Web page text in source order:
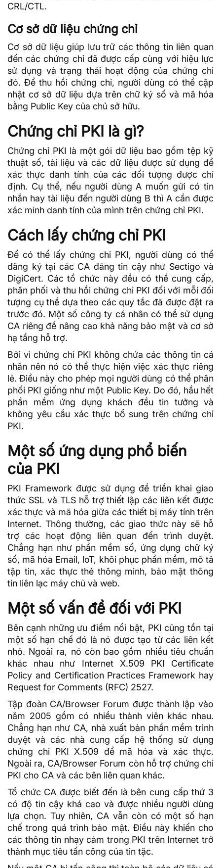
CRL/CTL.
Cơ sở dữ liệu chứng chỉ
Cơ sở dữ liệu giúp lưu trữ các thông tin liên quan
đến các chứng chỉ đã được cấp cùng với hiệu lực
sử dụng và trạng thái hoạt động của chứng chỉ
đó. Để thu hồi chứng chỉ, người dùng có thể cập
nhật cơ sở dữ liệu dựa trên chữ ký số và mã hóa
bằng Public Key của chủ sở hữu.
Chứng chỉ PKI là gì?
Chứng chỉ PKI là một gói dữ liệu bao gồm tệp kỹ
thuật số, tài liệu và các dữ liệu được sử dụng để
xác thực danh tính của các đối tượng được chỉ
định. Cụ thể, nếu người dùng A muốn gửi có tin
nhắn hay tài liệu đến người dùng B thì A cần được
xác minh danh tính của mình trên chứng chỉ PKI.
Cách lấy chứng chỉ PKI
Để có thể lấy chứng chỉ PKI, người dùng có thể
đăng ký tại các CA đáng tin cậy như Sectigo và
DigiCert. Các tổ chức này đều có thể cung cấp,
phân phối và thu hồi chứng chỉ PKI đối với mỗi đối
tượng cụ thể dựa theo các quy tắc đã được đặt ra
trước đó. Một số công ty cá nhân có thể sử dụng
CA riêng để nâng cao khả năng bảo mật và cơ sở
hạ tầng hỗ trợ.
Bởi vì chứng chỉ PKI không chứa các thông tin cá
nhân nên nó có thể thực hiện việc xác thực riêng
lẻ. Điều này cho phép mọi người dùng có thể phân
phối PKI giống như một Public Key. Do đó, hầu hết
phần mềm ứng dụng khách đều tin tưởng và
không yêu cầu xác thực bổ sung trên chứng chỉ
PKI.
Một số ứng dụng phổ biến
của PKI
PKI Framework được sử dụng để triển khai giao
thức SSL và TLS hỗ trợ thiết lập các liên kết được
xác thực và mã hóa giữa các thiết bị máy tính trên
Internet. Thông thường, các giao thức này sẽ hỗ
trợ các hoạt động liên quan đến trình duyệt.
Chẳng hạn như phần mềm số, ứng dụng chữ ký
số, mã hóa Email, loT, khôi phục phần mềm, mô tả
tập tin, xác thực thẻ thông minh, bảo mật thông
tin liên lạc máy chủ và web.
Một số vấn đề đối với PKI
Bên cạnh những ưu điểm nổi bật, PKI cũng tồn tại
một số hạn chế đó là nó được tạo từ các liên kết
nhỏ. Ngoài ra, nó còn bao gồm nhiều tiêu chuẩn
khác nhau như Internet X.509 PKI Certificate
Policy and Certification Practices Framework hay
Request for Comments (RFC) 2527.
Tập đoàn CA/Browser Forum được thành lập vào
năm 2005 gồm có nhiều thành viên khác nhau.
Chẳng hạn như CA, nhà xuất bản phần mềm trình
duyệt và các nhà cung cấp hệ thống sử dụng
chứng chỉ PKI X.509 để mã hóa và xác thực.
Ngoài ra, CA/Browser Forum còn hỗ trợ chứng chỉ
PKI cho CA và các bên liên quan khác.
Tổ chức CA được biết đến là bên cung cấp thứ 3
có độ tin cậy khá cao và được nhiều người dùng
lựa chọn. Tuy nhiên, CA vẫn còn có một số hạn
chế trong quá trình bảo mật. Điều này khiến cho
các thông tin nhạy cảm trong PKI trên Internet trở
thành mục tiêu tấn công của tin tặc.